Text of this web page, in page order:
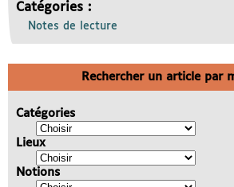
Catégories :
Notes de lecture
Rechercher un article par
Catégories
Lieux
Notions